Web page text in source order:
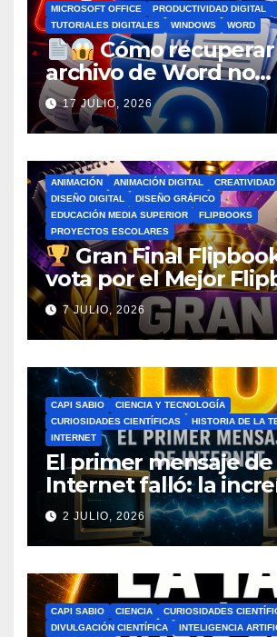
MICROSOFT OFFICE PRODUCTIVIDAD DIGITAL
TUTORIALES DIGITALES
WINDOWS WORD
Cómo
archivo de Word no
guardado antes de
pánico
17 JULIO, 2026
ANIMACIÓN ANIMACIÓN DIGITAL
DISEÑO DIGITAL
DISEÑO GRÁFICO
EDUCACIÓN MEDIA SUPERIOR
FLIPBOOKS
PROYECTOS ESCOLARES
Gran Final
vota por el Mejor
del Ciclo Escolar
7 JULIO, 2026
CAPI SABIO
CIENCIA Y TECNOLOGÍA
CURIOSIDADES CIENTÍFICAS
HISTORIA DE LA
INTERNET
El primer mensaje de
Internet falló: la
historia de ARPANET
cambió el mundo
2 JULIO, 2026
CAPI SABIO CIENCIA
CURIOSIDADES
DIVULGACIÓN CIENTÍFICA
INTELIGENCIA